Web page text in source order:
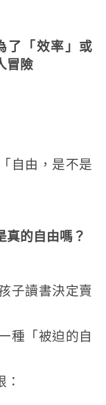
了「效率」或
冒險
「自由，是不是
真的自由嗎？
子讀書決定賣
種「被迫的自